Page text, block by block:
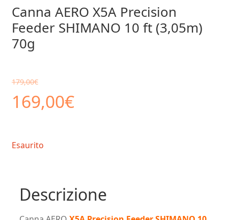
Canna AERO X5A Precision
Feeder SHIMANO 10 ft (3,05m)
70g
179,00€
Il
originale
era:
179,00€.
169,00€Il
è:
169,00€.
Esaurito
Descrizione